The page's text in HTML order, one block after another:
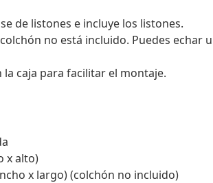
de listones e incluye los listones.
no está incluido. Puedes echar
caja para facilitar el montaje.
x alto)
x largo) (colchón no incluido)